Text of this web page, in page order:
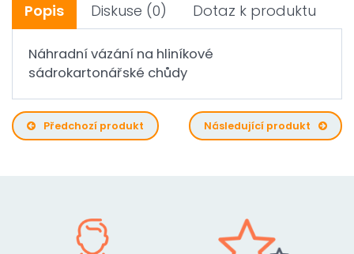
Popis Diskuse (0) Dotaz k produktu
Náhradní vázání na hliníkové
sádrokartonářské chůdy
Předchozí produkt Následující produkt